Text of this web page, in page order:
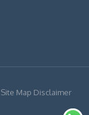
Map Disclaimer